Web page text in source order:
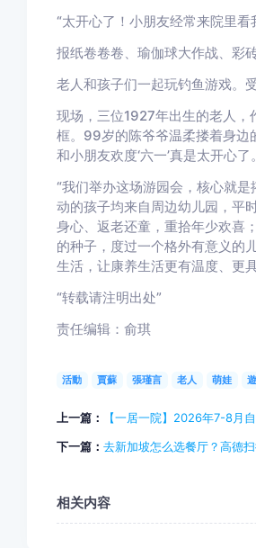
“太开心了！小朋友经常来院里看
报纸卷卷卷、瑜伽球大作战、彩
老人和孩子们一起玩钓鱼游戏。
现场，三位1927年出生的老人，
框。99岁的陈爷爷温柔搂着身边
和小朋友欢度‘六一’真是太开心了
“我们举办这场游园会，核心就是
动的孩子均来自周边幼儿园，平
身心、返老还童，重拾年少欢喜
的种子，度过一个格外有意义的
生活，让康养生活更有温度、更具
“转载请注明出处”
责任编辑：俞琪
活動 賈蘇 張瑾言 老人 萌娃
上一篇：
【一居一院】2026年7-8月
下一篇： 去新加坡怎么选餐厅？高德
相关内容